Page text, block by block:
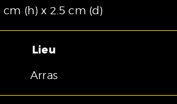
cm (h) x 2.5 cm (d)
Lieu
Arras